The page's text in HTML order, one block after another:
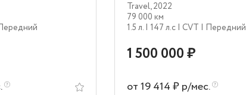
Travel,2022
79 000 км
1.5 л. | 147 л.c | CVT | Передний
1 500 000 ₽
от 19 414 ₽ р/мес.